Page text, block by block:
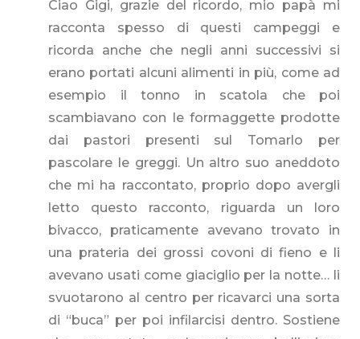
Ciao Gigi, grazie del ricordo, mio papà mi
racconta spesso di questi campeggi e
ricorda anche che negli anni successivi si
erano portati alcuni alimenti in più, come ad
esempio il tonno in scatola che poi
scambiavano con le formaggette prodotte
dai pastori presenti sul Tomarlo per
pascolare le greggi. Un altro suo aneddoto
che mi ha raccontato, proprio dopo avergli
letto questo racconto, riguarda un loro
bivacco, praticamente avevano trovato in
una prateria dei grossi covoni di fieno e li
avevano usati come giaciglio per la notte… li
svuotarono al centro per ricavarci una sorta
di “buca” per poi infilarcisi dentro. Sostiene